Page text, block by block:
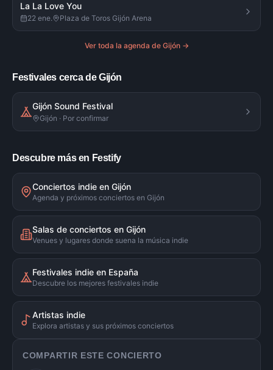
La La Love You
22 ene. Plaza de Toros Gijón Arena
Ver toda la agenda de Gijón→
Festivales cerca de Gijón
Gijón Sound Festival
Gijón · Por confirmar
Descubre más en Festify
Conciertos indie en Gijón
Agenda y próximos conciertos en Gijón
Salas de conciertos en Gijón
Venues y lugares donde suena la música indie
Festivales indie en España
Descubre los mejores festivales indie
Artistas indie
Explora artistas y sus próximos conciertos
COMPARTIR ESTE CONCIERTO